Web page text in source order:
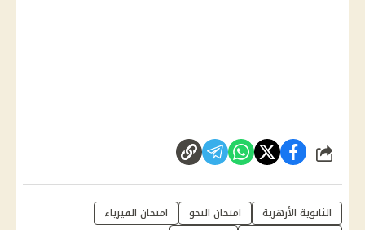
شارك
الثانوية الأزهرية امتحان النحو
امتحان الفيزياء